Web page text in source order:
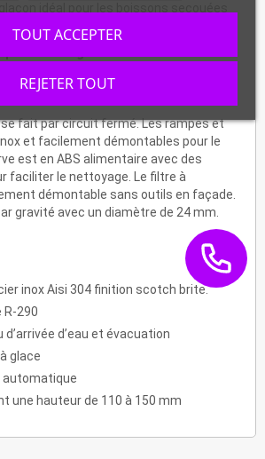
a un faible indice GWP. Il offre de
énergétiques et écologique.
fait par circuit fermé. Les rampes et
et facilement démontables pour le
est en ABS alimentaire avec des
faciliter le nettoyage. Le filtre à
démontable sans outils en façade.
gravité avec un diamètre de 24 mm.
inox Aisi 304 finition scotch brite.
R-290
d’arrivée d’eau et évacuation
glace
automatique
une hauteur de 110 à 150 mm
REJETER TOUT
TOUT ACCEPTER